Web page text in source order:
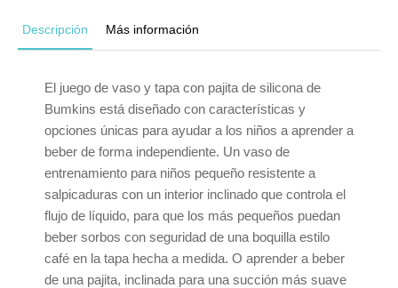
Descripción Más información
El juego de vaso y tapa con pajita de silicona de
Bumkins está diseñado con características y
opciones únicas para ayudar a los niños a aprender a
beber de forma independiente. Un vaso de
entrenamiento para niños pequeño resistente a
salpicaduras con un interior inclinado que controla el
flujo de líquido, para que los más pequeños puedan
beber sorbos con seguridad de una boquilla estilo
café en la tapa hecha a medida. O aprender a beber
de una pajita, inclinada para una succión más suave